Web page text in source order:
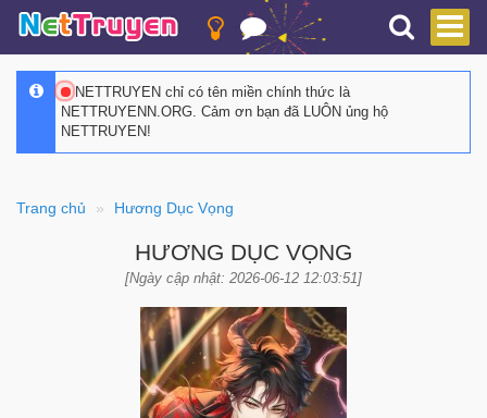
NETTRUYEN chỉ có tên miền chính thức là
NETTRUYENN.ORG. Cảm ơn bạn đã LUÔN ủng hộ
NETTRUYEN!
Trang chủ Hương Dục Vọng
HƯƠNG DỤC VỌNG
[Ngày cập nhật: 2026-06-12 12:03:51]